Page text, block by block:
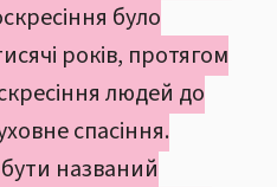
було
років, протягом
людей до
спасіння.
названий